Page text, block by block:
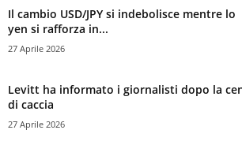
Il cambio USD/JPY si indebolisce mentre lo
yen si rafforza in...
27 Aprile 2026
Levitt ha informato i giornalisti dopo la
di caccia
27 Aprile 2026